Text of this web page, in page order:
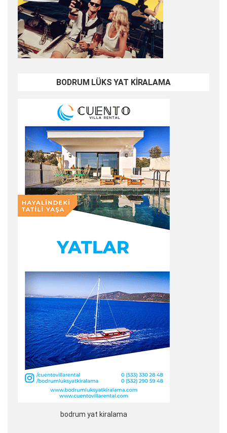
BODRUM LÜKS YAT KİRALAMA
bodrum yat kiralama